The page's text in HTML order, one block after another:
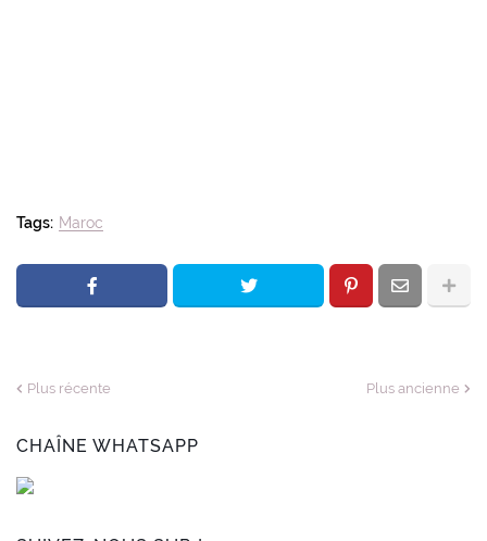
Tags: Maroc
Plus récente Plus ancienne
CHAÎNE WHATSAPP